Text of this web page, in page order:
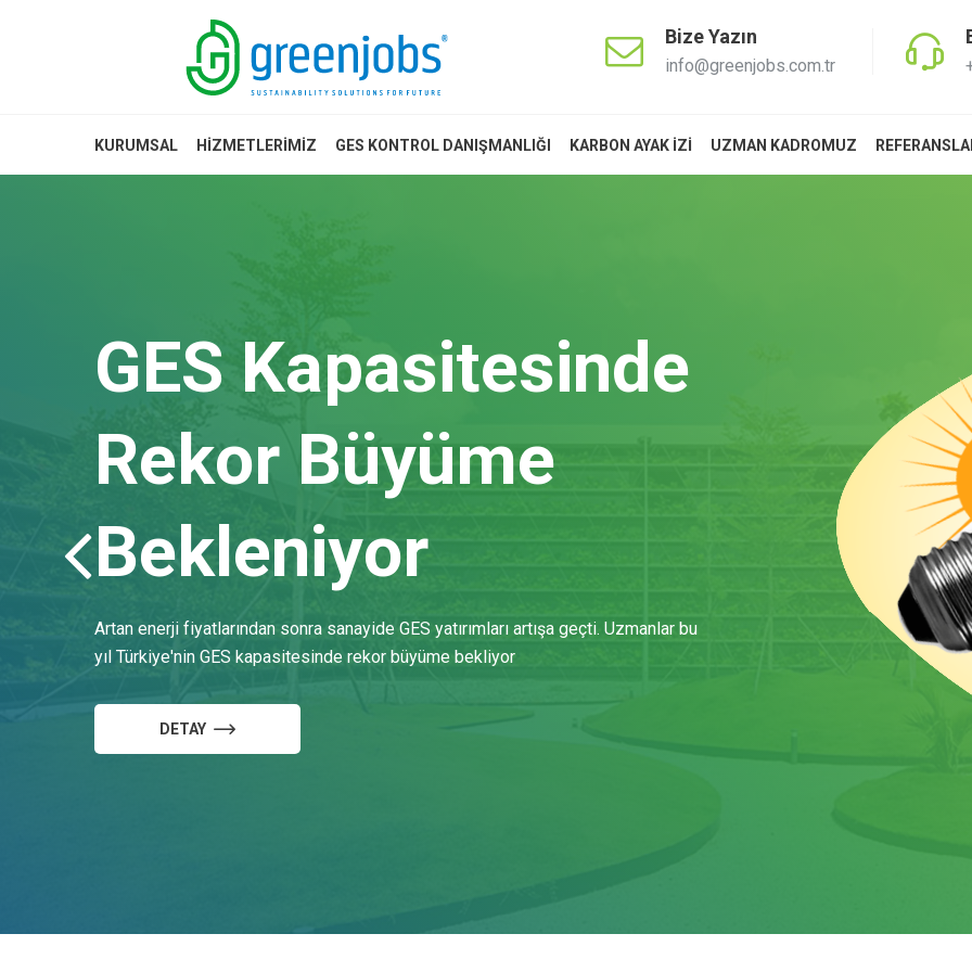
Bize Yazın
info@greenjobs.com.tr
KURUMSAL HIZMETLERIMIZ GES KONTROL DANIŞMANLIĞI KARBON AYAK İZİ UZMAN KADROMUZ
Yeşil dönüşüm
danışmanlığı
Firmanızın yeşil dönüşüm süreçlerinde 360 derece çözümlerle AB Yeşil
Previous